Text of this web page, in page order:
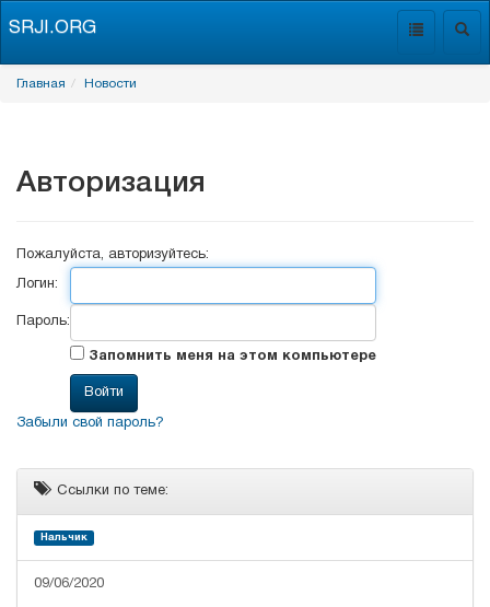
Toggle
SRJI.ORG
Главная Новости
Авторизация
Пожалуйста, авторизуйтесь:
Логин:
Пароль:
Запомнить меня на этом компьютере
Забыли свой пароль?
Ссылки по теме:
Нальчик
09/06/2020